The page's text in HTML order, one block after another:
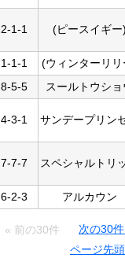
2-1-1 (ピースイギー)
1-1-1
(ウィンターリリ
8-5-5 スールトウショ
4-3-1 サンデープリン
7-7-7 スペシャルトリ
6-2-3 アルカウン
« 前の30件
次の30
ページ先